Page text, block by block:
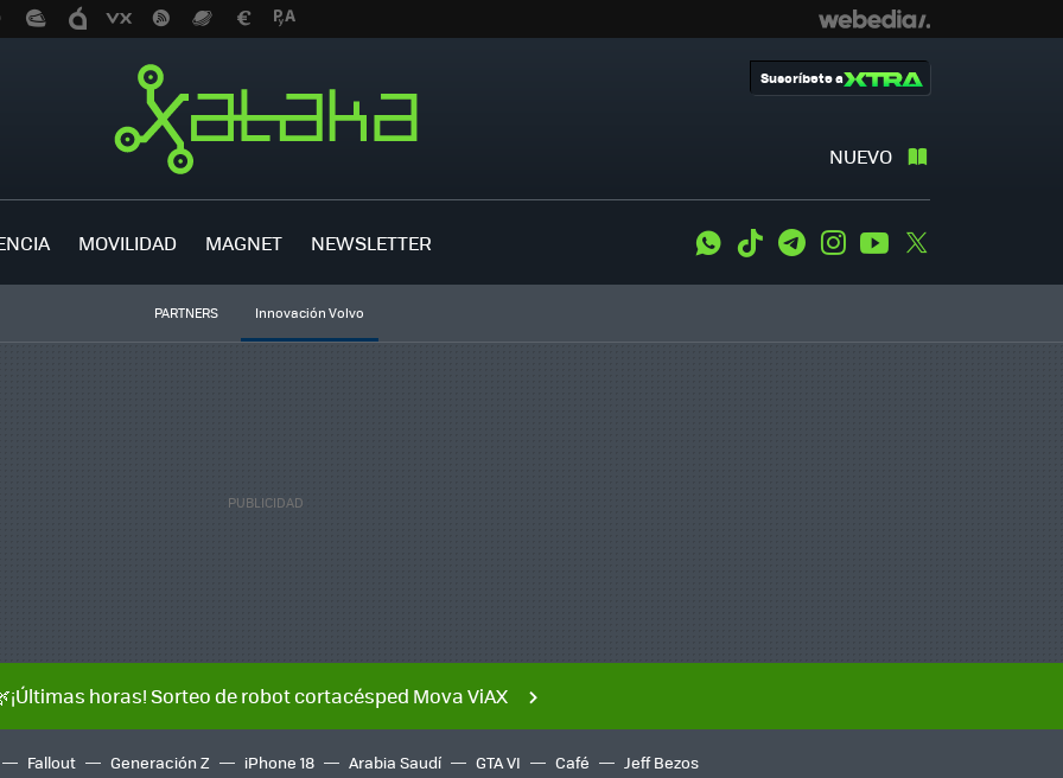
NUEVO
Suscríbete a
MOVILIDAD MAGNET NEWSLETTER WhatsApp
Tiktok TelegramInstagramYoutube
PARTNERS Innovación Volvo
horas! Sorteo de robot cortacésped Mova ViAX
Fallout Generación Z iPhone 18 Arabia Saudí GTA VI Café Jeff Bezos